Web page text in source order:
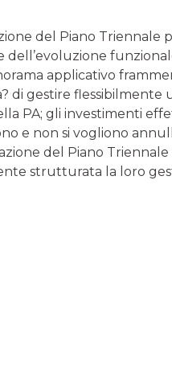
del Piano Triennale
applicativo
di gestire flessibilmente
PA; gli investimenti
e non si vogliono
del Piano
strutturata la loro